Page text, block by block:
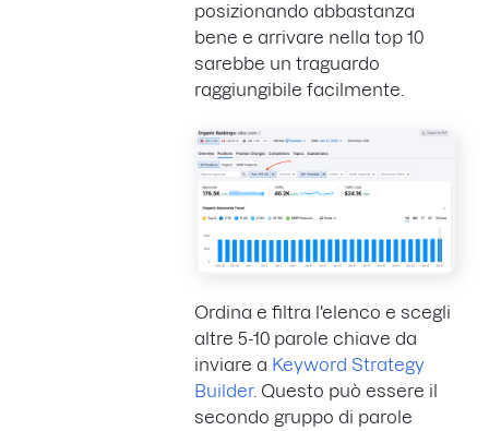
posizionando abbastanza
bene e arrivare nella top 10
sarebbe un traguardo
raggiungibile facilmente.
Ordina e filtra l'elenco e scegli
altre 5-10 parole chiave da
inviare a Keyword Strategy
Builder. Questo può essere il
secondo gruppo di parole